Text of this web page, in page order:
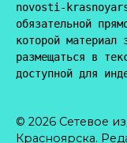
novosti-
обязательной
которой материал
размещаться в
доступной для
© 2026 Сетевое
Красноярска.